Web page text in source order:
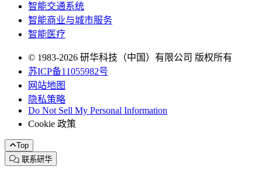
智能交通系统
智能商业与城市服务
智能医疗
© 1983-2026 研华科技（中国）有限公司 版权所有
苏ICP备11055982号
网站地图
隐私策略
Do Not Sell My Personal Information
Cookie 政策
Top
联系研华